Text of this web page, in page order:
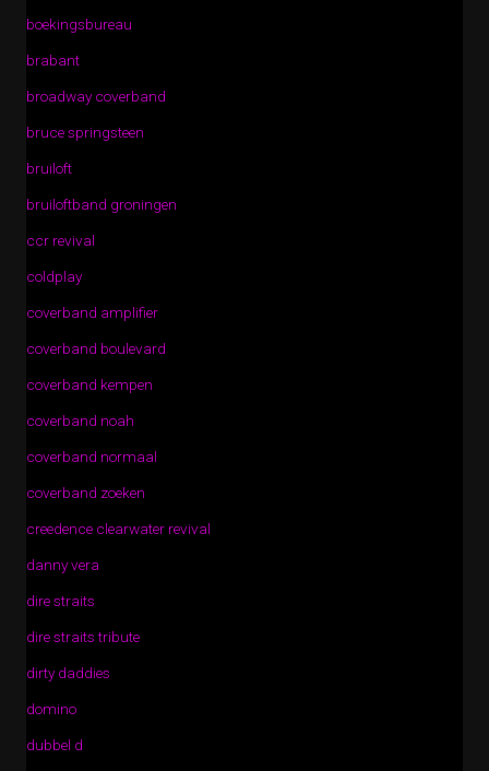
boekingsbureau
brabant
broadway coverband
bruce springsteen
bruiloft
bruiloftband groningen
ccr revival
coldplay
coverband amplifier
coverband boulevard
coverband kempen
coverband noah
coverband normaal
coverband zoeken
creedence clearwater revival
danny vera
dire straits
dire straits tribute
dirty daddies
domino
dubbel d